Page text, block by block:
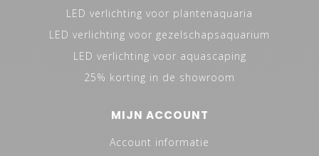
LED verlichting voor plantenaquaria
LED verlichting voor gezelschapsaquarium
LED verlichting voor aquascaping
25% korting in de showroom
MIJN ACCOUNT
Account informatie